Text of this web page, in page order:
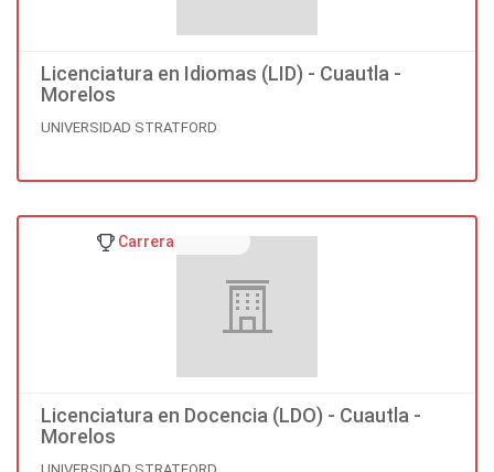
Licenciatura en Idiomas (LID) - Cuautla -
Morelos
UNIVERSIDAD STRATFORD
Licenciatura en Docencia (LDO) - Cuautla -
Morelos
Carrera